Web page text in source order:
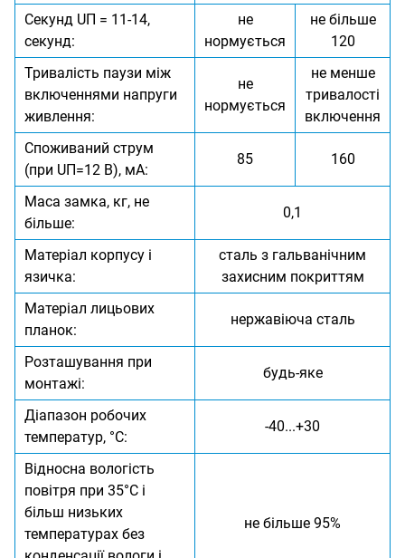
Секунд UП = 11-14,
секунд:
не
нормується
не більше
120
Тривалість паузи між
включеннями напруги
живлення:
не
нормується
не менше
тривалості
включення
Споживаний струм
(при UП=12 В), мА:
85 160
Маса замка, кг, не
більше:
0,1
Матеріал корпусу і
язичка:
сталь з гальванічним
захисним покриттям
Матеріал лицьових
планок:
нержавіюча сталь
Розташування при
монтажі:
будь-яке
Діапазон робочих
температур, °C:
-40...+30
Відносна вологість
повітря при 35°С і
більш низьких
температурах без
не більше 95%